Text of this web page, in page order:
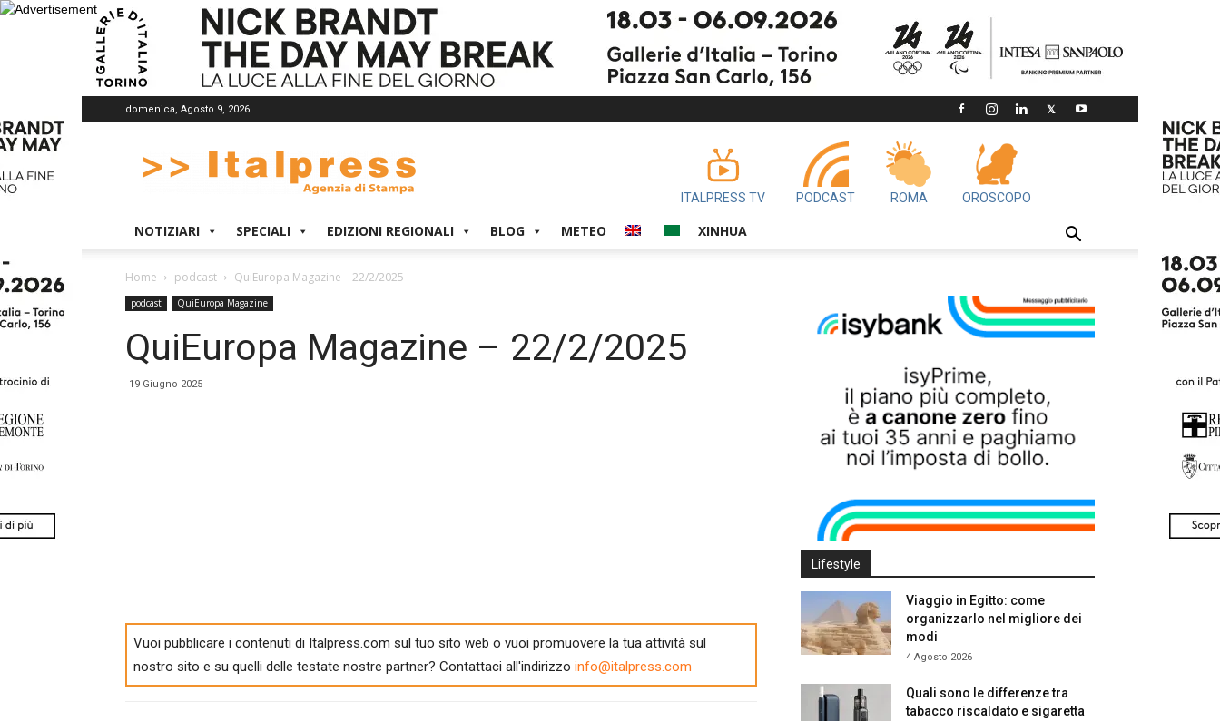
domenica, Agosto 9, 2026
ITALPRESS TV PODCAST ROMA OROSCOPO
NOTIZIARI SPECIALI EDIZIONI REGIONALI BLOG METEO XINHUA
Home podcast QuiEuropa Magazine – 22/2/2025
podcast QuiEuropa Magazine
QuiEuropa Magazine – 22/2/2025
19 Giugno 2025
Vuoi pubblicare i contenuti di Italpress.com sul tuo sito web o vuoi promuovere la tua attività sul
nostro sito e su quelli delle testate nostre partner? Contattaci all'indirizzo info@italpress.com
Lifestyle
Viaggio in Egitto: come
organizzarlo nel migliore dei
modi
4 Agosto 2026
Quali sono le differenze tra
tabacco riscaldato e sigaretta